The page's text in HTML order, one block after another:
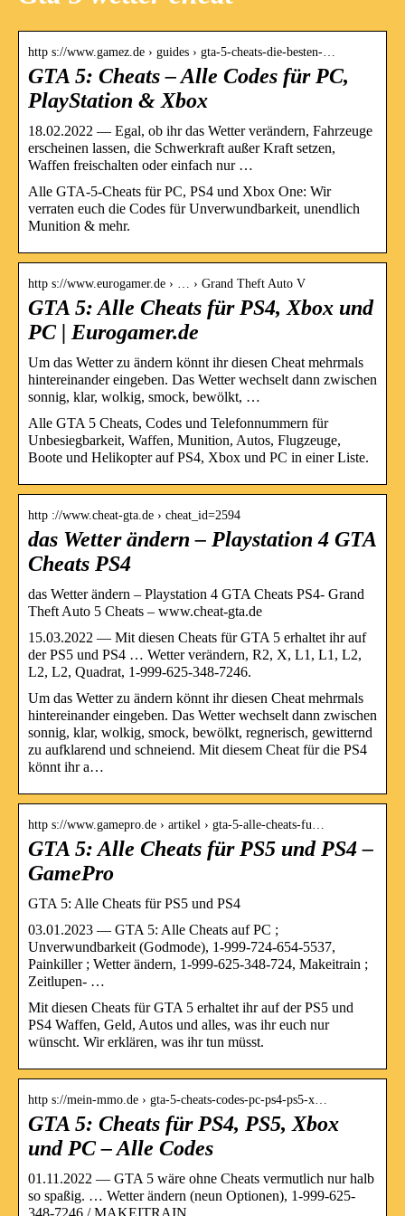
http s://www.gamez.de › guides › gta-5-cheats-die-besten-…
GTA 5: Cheats – Alle Codes für PC,
PlayStation & Xbox
18.02.2022 — Egal, ob ihr das Wetter verändern, Fahrzeuge
erscheinen lassen, die Schwerkraft außer Kraft setzen,
Waffen freischalten oder einfach nur …
Alle GTA-5-Cheats für PC, PS4 und Xbox One: Wir
verraten euch die Codes für Unverwundbarkeit, unendlich
Munition & mehr.
http s://www.eurogamer.de › … › Grand Theft Auto V
GTA 5: Alle Cheats für PS4, Xbox und
PC | Eurogamer.de
Um das Wetter zu ändern könnt ihr diesen Cheat mehrmals
hintereinander eingeben. Das Wetter wechselt dann zwischen
sonnig, klar, wolkig, smock, bewölkt, …
Alle GTA 5 Cheats, Codes und Telefonnummern für
Unbesiegbarkeit, Waffen, Munition, Autos, Flugzeuge,
Boote und Helikopter auf PS4, Xbox und PC in einer Liste.
http ://www.cheat-gta.de › cheat_id=2594
das Wetter ändern – Playstation 4 GTA
Cheats PS4
das Wetter ändern – Playstation 4 GTA Cheats PS4- Grand
Theft Auto 5 Cheats – www.cheat-gta.de
15.03.2022 — Mit diesen Cheats für GTA 5 erhaltet ihr auf
der PS5 und PS4 … Wetter verändern, R2, X, L1, L1, L2,
L2, L2, Quadrat, 1-999-625-348-7246.
Um das Wetter zu ändern könnt ihr diesen Cheat mehrmals
hintereinander eingeben. Das Wetter wechselt dann zwischen
sonnig, klar, wolkig, smock, bewölkt, regnerisch, gewitternd
zu aufklarend und schneiend. Mit diesem Cheat für die PS4
könnt ihr a…
http s://www.gamepro.de › artikel › gta-5-alle-cheats-fu…
GTA 5: Alle Cheats für PS5 und PS4 –
GamePro
GTA 5: Alle Cheats für PS5 und PS4
03.01.2023 — GTA 5: Alle Cheats auf PC ;
Unverwundbarkeit (Godmode), 1-999-724-654-5537,
Painkiller ; Wetter ändern, 1-999-625-348-724, Makeitrain ;
Zeitlupen- …
Mit diesen Cheats für GTA 5 erhaltet ihr auf der PS5 und
PS4 Waffen, Geld, Autos und alles, was ihr euch nur
wünscht. Wir erklären, was ihr tun müsst.
http s://mein-mmo.de › gta-5-cheats-codes-pc-ps4-ps5-x…
GTA 5: Cheats für PS4, PS5, Xbox
und PC – Alle Codes
01.11.2022 — GTA 5 wäre ohne Cheats vermutlich nur halb
so spaßig. … Wetter ändern (neun Optionen), 1-999-625-
348-7246 / MAKEITRAIN.